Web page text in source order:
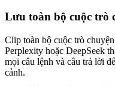
Lưu toàn bộ cuộc trò
Clip toàn bộ cuộc trò
Perplexity hoặc DeepSeek
mọi câu lệnh và câu trả lời
cảnh.